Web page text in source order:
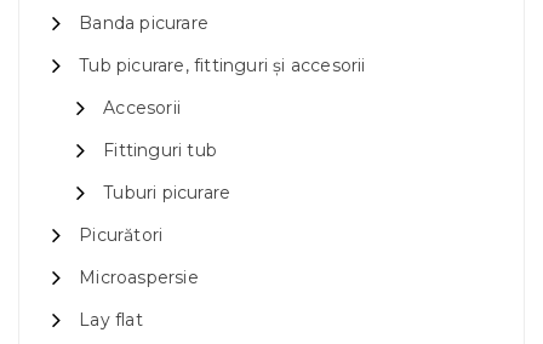
Banda picurare
Tub picurare, fittinguri și accesorii
Accesorii
Fittinguri tub
Tuburi picurare
Picurători
Microaspersie
Lay flat